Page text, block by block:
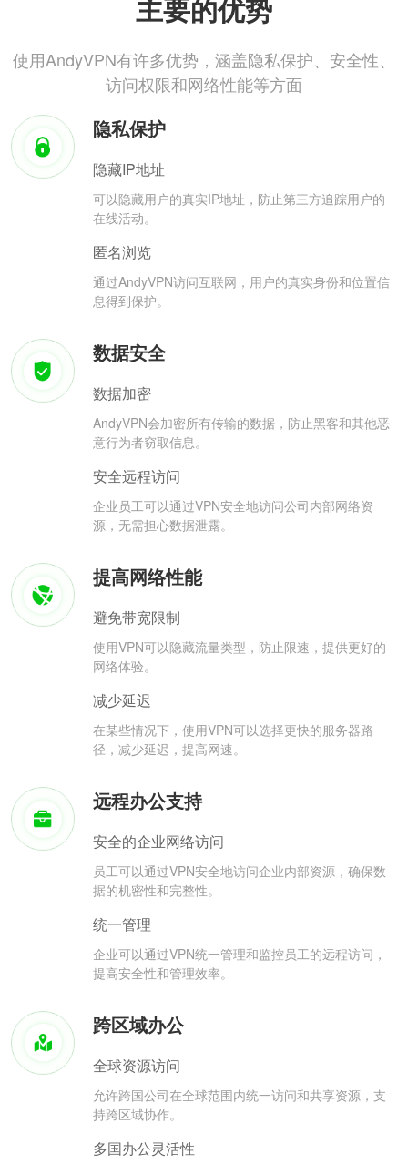
主要的优势
使用AndyVPN有许多优势，涵盖隐私保护、安全性、
访问权限和网络性能等方面
隐私保护
隐藏IP地址
可以隐藏用户的真实IP地址，防止第三方追踪用户的
在线活动。
匿名浏览
通过AndyVPN访问互联网，用户的真实身份和位置信
息得到保护。
数据安全
数据加密
AndyVPN会加密所有传输的数据，防止黑客和其他恶
意行为者窃取信息。
安全远程访问
企业员工可以通过VPN安全地访问公司内部网络资
源，无需担心数据泄露。
提高网络性能
避免带宽限制
使用VPN可以隐藏流量类型，防止限速，提供更好的
网络体验。
减少延迟
在某些情况下，使用VPN可以选择更快的服务器路
径，减少延迟，提高网速。
远程办公支持
安全的企业网络访问
员工可以通过VPN安全地访问企业内部资源，确保数
据的机密性和完整性。
统一管理
企业可以通过VPN统一管理和监控员工的远程访问，
提高安全性和管理效率。
跨区域办公
全球资源访问
允许跨国公司在全球范围内统一访问和共享资源，支
持跨区域协作。
多国办公灵活性